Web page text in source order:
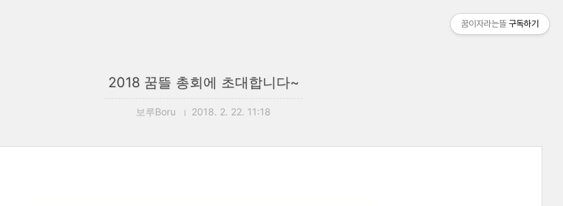
2018 꿈뜰 총회에 초대합니다~
보루Boru 2018. 2. 22. 11:18
꿈이자라는뜰 구독하기